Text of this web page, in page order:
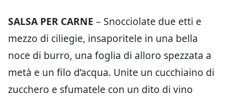
SALSA PER CARNE – Snocciolate due etti e
mezzo di ciliegie, insaporitele in una bella
noce di burro, una foglia di alloro spezzata a
metà e un filo d’acqua. Unite un cucchiaino di
zucchero e sfumatele con un dito di vino